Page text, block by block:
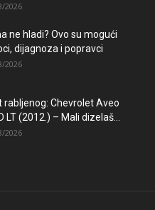
2026
ne hladi? Ovo su mogući
dijagnoza i popravci
2026
rabljenog: Chevrolet Aveo
LT (2012.) – Mali dizelaš...
2026